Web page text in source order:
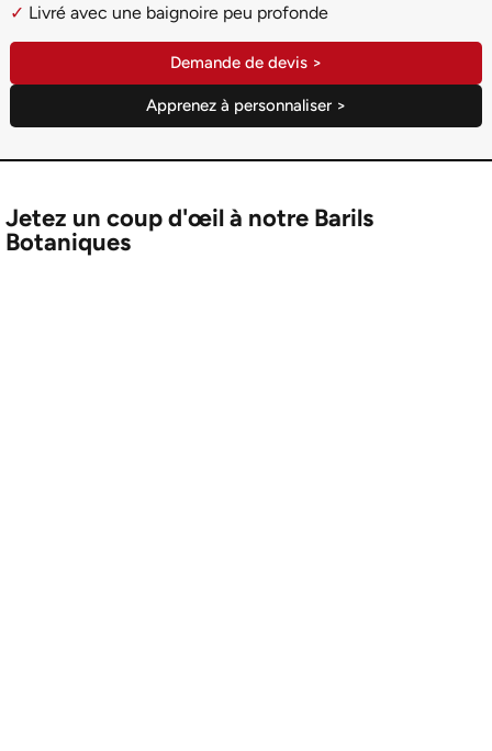
✓ Livré avec une baignoire peu profonde
Demande de devis >
Apprenez à personnaliser >
Jetez un coup d'œil à notre Barils
Botaniques